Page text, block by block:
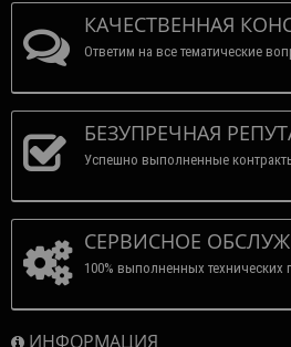
КАЧЕСТВЕННАЯ
Ответим на все тематические
БЕЗУПРЕЧНАЯ
Успешно выполненные
СЕРВИСНОЕ
100% выполненных технических
ИНФОРМАЦИЯ